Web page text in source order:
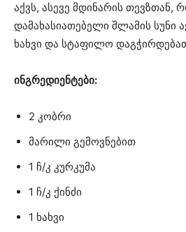
აქვს, ასევე მდინარის თევზთან,
დამახასიათებელი შლამის სუნი
ხახვი და სტაფილო
ინგრედიენტები:
2 კობრი
მარილი გემოვნებით
1 ჩ/კ კურკუმა
1 ჩ/კ ქინძი
1 ხახვი